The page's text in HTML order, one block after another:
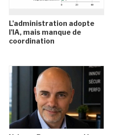
L'administration adopte
l'IA, mais manque de
coordination